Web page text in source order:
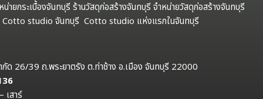
ายกระเบื้องจันทบุรี ร้านวัสดุก่อสร้างจันทบุรี จำหน่ายวัสดุก่อสร้างจันทบุรี
Cotto studio จันทบุรี Cotto studio แห่งแรกในจันทบุรี
กัด 26/39 ถ.พระยาตรัง ต.ท่าช้าง อ.เมือง จันทบุรี 22000
เสาร์